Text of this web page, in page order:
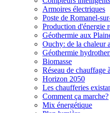
Armoires électriques
Poste de Romanel-
Production d'énergie
Géothermie aux
Ouchy: de la chaleur
Géothermie
Biomasse
Réseau de chauffage
Horizon 2050
Les chaufferies
Comment ça marche?
Mix énergétique